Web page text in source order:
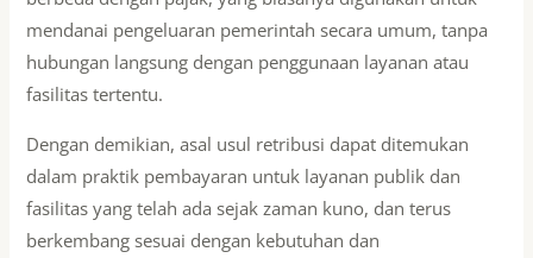
mendanai pengeluaran pemerintah secara umum, tanpa
hubungan langsung dengan penggunaan layanan atau
fasilitas tertentu.
Dengan demikian, asal usul retribusi dapat ditemukan
dalam praktik pembayaran untuk layanan publik dan
fasilitas yang telah ada sejak zaman kuno, dan terus
berkembang sesuai dengan kebutuhan dan